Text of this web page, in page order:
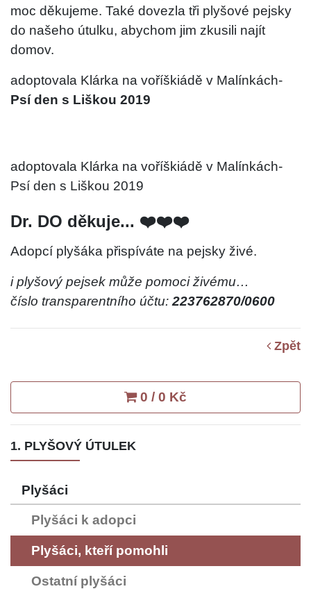
moc děkujeme. Také dovezla tři plyšové pejsky
do našeho útulku, abychom jim zkusili najít
domov.
adoptovala Klárka na voříškiádě v Malínkách-
Psí den s Liškou 2019
adoptovala Klárka na voříškiádě v Malínkách-
Psí den s Liškou 2019
Dr. DO děkuje... ❤️❤️❤️
Adopcí plyšáka přispíváte na pejsky živé.
i plyšový pejsek může pomoci živému…
číslo transparentního účtu:223762870/0600
Zpět
0 / 0 Kč
1. PLYŠOVÝ ÚTULEK
Plyšáci
Plyšáci k adopci
Plyšáci, kteří pomohli
Ostatní plyšáci